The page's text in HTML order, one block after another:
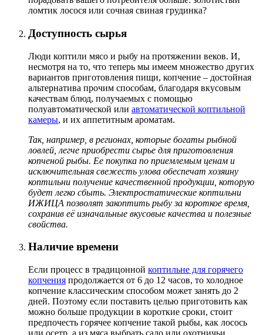
ломтик лосося или сочная свиная грудинка?
Доступность сырья
Люди коптили мясо и рыбу на протяжении веков. И,
несмотря на то, что теперь мы имеем множество других
вариантов приготовления пищи, копчение – достойная
альтернатива прочим способам, благодаря вкусовым
качествам блюд, получаемых с помощью
полуавтоматической или автоматической коптильной
камеры, и их аппетитным ароматам.
Так, например, в регионах, которые богаты рыбной
ловлей, легче приобрести сырье для приготовления
копченой рыбы. Ее покупка по приемлемым ценам и
исключительная свежесть улова обеспечат хозяину
коптильни получение качественной продукции, которую
будет легко сбыть. Электростатические коптильни
ИЖИЦА позволят закоптить рыбу за короткое время,
сохранив её изначальные вкусовые качества и полезные
свойства.
Наличие времени
Если процесс в традицонной коптильне для горячего
копчения продолжается от 6 до 12 часов, то холодное
копчение классическим способом может занять до 2
дней. Поэтому если поставить целью приготовить как
можно больше продукции в короткие сроки, стоит
предпочесть горячее копчение такой рыбы, как лосось
или осетр, а из мяса выбрать сало или охотничьи